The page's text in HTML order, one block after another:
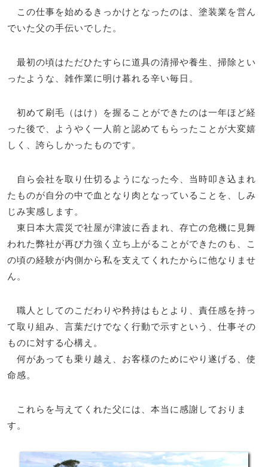
この仕事を始めるきっかけとなったのは、塗装業を営ん
でいた父の手伝いでした。
最初の頃はただひたすらに道具の清掃や養生、掃除とい
ったような、雑作業に明け暮れる辛い毎日。
初めて刷毛（はけ）を握ることができたのは一年ほど経
った後で、ようやく一人前と認めてもらったことが大変嬉
しく、誇らしかったものです。
自ら会社を取り仕切るようになった今、当時叩き込まれ
たものが自分の中で血となり肉となっていることを、しみ
じみ実感します。
東日本大震災で社屋が津波に呑まれ、存亡の危機に見舞
われた弊社が再び力強く立ち上がることができたのも、こ
の頃の経験が内側から私を支えてくれたからに他なりませ
ん。
職人としてのこだわりや矜持はもとより、責任感を持っ
て取り組み、言葉だけでなく行動で示すという、仕事その
ものに対する心構え。
何があっても乗り越え、お客様のためにやり遂げる、使
命感。
これらを与えてくれた父には、本当に感謝しておりま
す。